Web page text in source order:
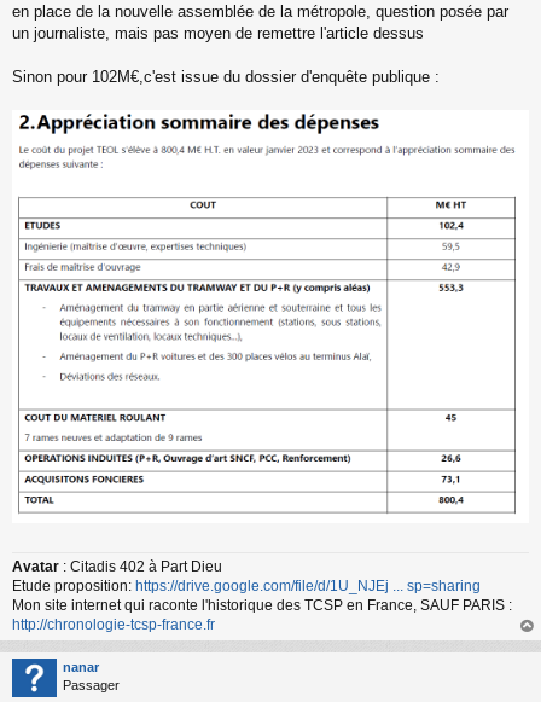
s
s
e
o
l
u
en place de la nouvelle assemblée de la métropole, question posée par
un journaliste, mais pas moyen de remettre l'article dessus
Sinon pour 102M€,c'est issue du dossier d'enquête publique :
Avatar : Citadis 402 à Part Dieu
Etude proposition: https://drive.google.com/file/d/1U_NJEj ... sp=sharing
Mon site internet qui raconte l'historique des TCSP en France, SAUF PARIS :
http://chronologie-tcsp-france.fr
au
nanar
Passager